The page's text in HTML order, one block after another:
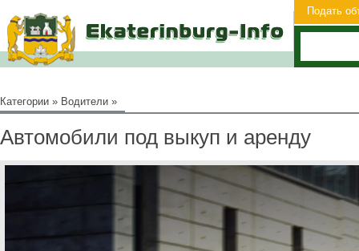
Подать
Категории » Водители »
Автомобили под выкуп и аренду